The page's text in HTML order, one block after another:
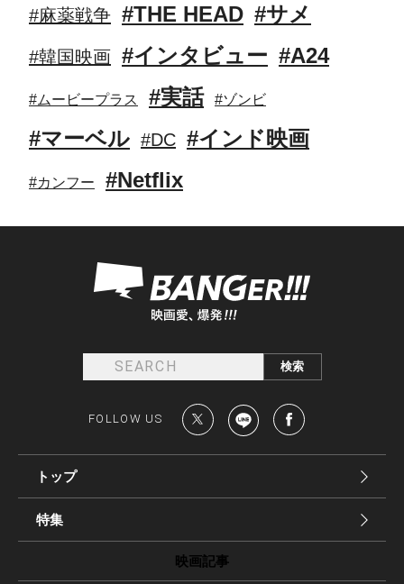
#麻薬戦争 #THE HEAD #サメ
#韓国映画 #インタビュー #A24
#ムービープラス #実話 #ゾンビ
#マーベル #DC #インド映画
#カンフー #Netflix
FOLLOW US
トップ
特集
映画記事